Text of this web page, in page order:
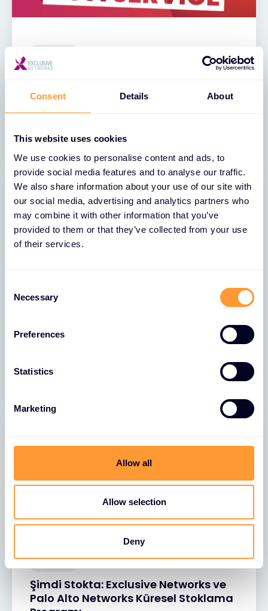
Consent Details About
This website uses cookies
We use cookies to personalise content and ads, to
provide social media features and to analyse our traffic.
We also share information about your use of our site with
our social media, advertising and analytics partners who
may combine it with other information that you’ve
provided to them or that they’ve collected from your use
of their services.
Necessary
Preferences
Statistics
Marketing
Allow all
Allow selection
Deny
Kaçırmayın: Palo Alto Networks için
Patlamasını Yakalayın
31 OCA 2024
Şimdi Stokta: Exclusive Networks ve
Palo Alto Networks Küresel Stoklama